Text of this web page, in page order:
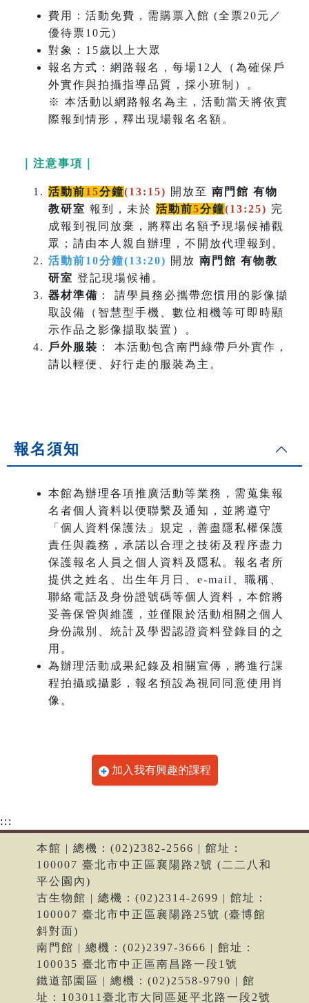
費用：活動免費，需購票入館 (全票20元／
優待票10元)
對象：15歲以上大眾
報名方式：網路報名，每場12人（為確保戶
外實作與拍攝指導品質，採小班制）。
※ 本活動以網路報名為主，活動當天將依實
際報到情形，釋出現場報名名額。
｜注意事項｜
活動前15分鐘(13:15) 開放至 南門館 有物
教研室 報到，未於 活動前5分鐘(13:25) 完
成報到視同放棄，將釋出名額予現場候補觀
眾；請由本人親自辦理，不開放代理報到。
活動前10分鐘(13:20) 開放 南門館 有物教
研室 登記現場候補。
器材準備 ： 請學員務必攜帶您慣用的影像擷
取設備（智慧型手機、數位相機等可即時顯
示作品之影像擷取裝置）。
戶外服裝 ： 本活動包含南門綠帶戶外實作，
請以輕便、好行走的服裝為主。
報名須知
本館為辦理各項推廣活動等業務，需蒐集報
名者個人資料以便聯繫及通知，並將遵守
「個人資料保護法」規定，善盡隱私權保護
責任與義務，承諾以合理之技術及程序盡力
保護報名人員之個人資料及隱私。報名者所
提供之姓名、出生年月日、e-mail、職稱、
聯絡電話及身份證號碼等個人資料，本館將
妥善保管與維護，並僅限於活動相關之個人
身份識別、統計及學習認證資料登錄目的之
用。
為辦理活動成果紀錄及相關宣傳，將進行課
程拍攝或攝影，報名預設為視同同意使用肖
像。
加入我有興趣的課程
:::
本館 | 總機：(02)2382-2566 | 館址：
100007 臺北市中正區襄陽路2號 (二二八和
平公園內)
古生物館 | 總機：(02)2314-2699 | 館址：
100007 臺北市中正區襄陽路25號 (臺博館
斜對面)
南門館 | 總機：(02)2397-3666 | 館址：
100035 臺北市中正區南昌路一段1號
鐵道部園區 | 總機：(02)2558-9790 | 館
址：103011臺北市大同區延平北路一段2號